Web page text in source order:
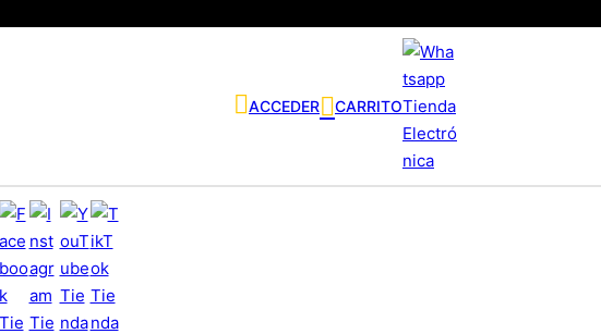
ACCEDER CARRITO